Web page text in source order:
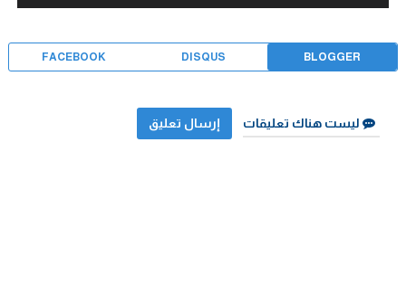
BLOGGER
DISQUS
FACEBOOK
ليست هناك تعليقات إرسال تعليق